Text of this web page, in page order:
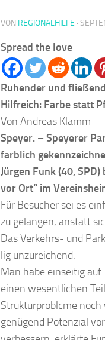
VON REGIONALHILFE ·
Spread the love
Ruhender und
Hilfreich: Farbe statt
Von Andreas Klamm
Speyer. – Speyerer
farblich
Jürgen Funk (40,
vor Ort“ im
Für Besucher sei es
zu gelangen, anstatt
Das Ver­kehrs- und
lig unzureichend.
Man habe einseitig
einen wesentlichen
Strukturproblcme
genügend Po­tenzial